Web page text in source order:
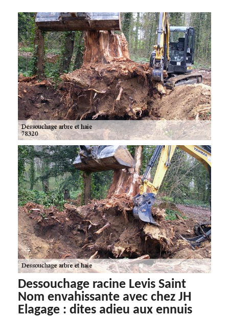
Dessouchage racine Levis Saint
Nom envahissante avec chez JH
Elagage : dites adieu aux ennuis